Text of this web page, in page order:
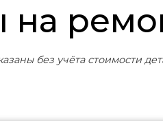
на
без учёта стоимости